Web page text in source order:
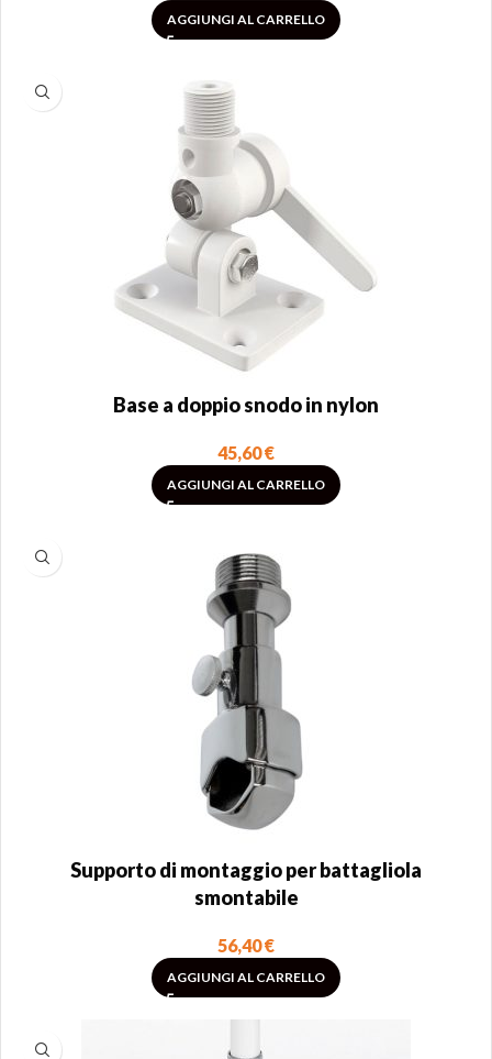
AGGIUNGI AL CARRELLO
Base a doppio snodo in nylon
45,60€
AGGIUNGI AL CARRELLO
Supporto di montaggio per battagliola
smontabile
56,40€
AGGIUNGI AL CARRELLO